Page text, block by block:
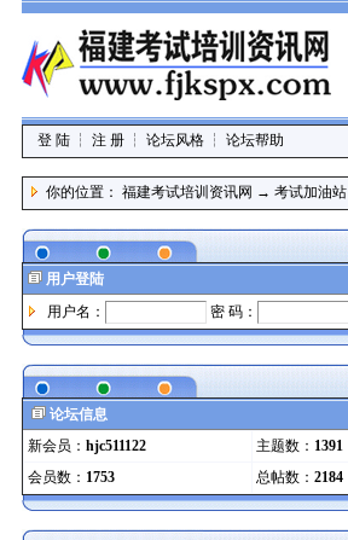
登 陆 ┆ 注 册 ┆ 论坛风格 ┆ 论坛帮助
你的位置： 福建考试培训资讯网 → 考试加油站
用户登陆
用户名：
密 码：
论坛信息
新会员： hjc511122 主题数： 1391
会员数： 1753 总帖数： 2184